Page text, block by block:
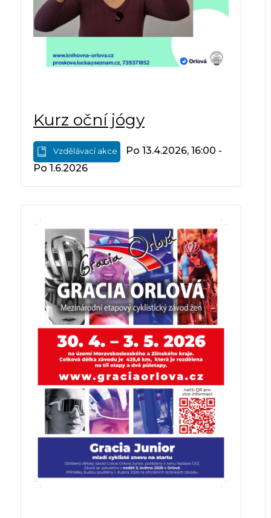
Kurz oční jógy
Vzdělávací akce
Po 13.4.2026, 16:00 -
Po 1.6.2026